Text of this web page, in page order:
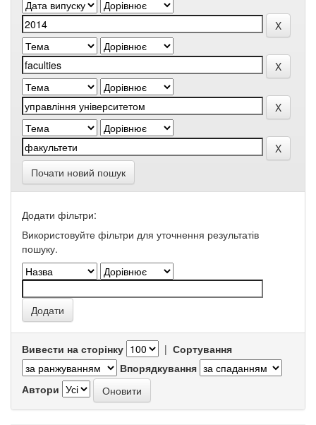
Почати новий пошук
Додати фільтри:
Використовуйте фільтри для уточнення результатів
пошуку.
Вивести на сторінку | Сортування
Впорядкування
Автори